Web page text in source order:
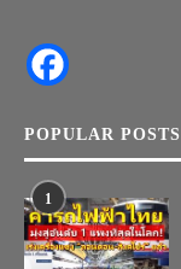
POPULAR POSTS
1